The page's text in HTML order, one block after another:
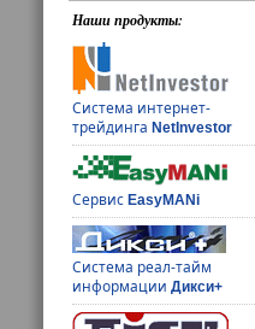
Наши продукты:
Система интернет-
трейдингаNetInvestor
СервисEasyMANi
Система реал-тайм
информацииДикси+